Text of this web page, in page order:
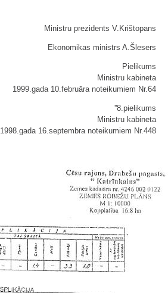
Ministru prezidents V.Krištopans
Ekonomikas ministrs A.Šlesers
Pielikums
Ministru kabineta
1999.gada 10.februāra noteikumiem Nr.64
''8.pielikums
Ministru kabineta
1998.gada 16.septembra noteikumiem Nr.448